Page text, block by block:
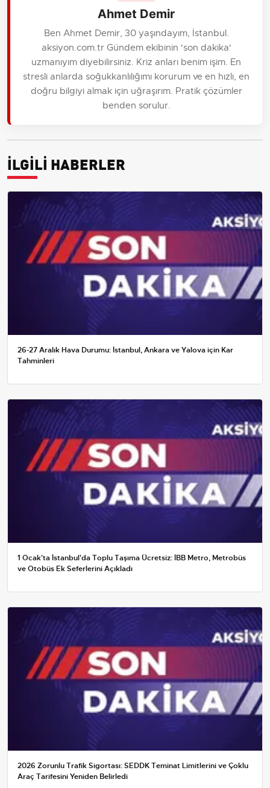
Ahmet Demir
Ben Ahmet Demir, 30 yaşındayım, İstanbul.
aksiyon.com.tr Gündem ekibinin 'son dakika'
uzmanıyım diyebilirsiniz. Kriz anları benim işim. En
stresli anlarda soğukkanlılığımı korurum ve en hızlı, en
doğru bilgiyi almak için uğraşırım. Pratik çözümler
benden sorulur.
İLGİLİ HABERLER
26-27 Aralık Hava Durumu: İstanbul, Ankara ve Yalova için Kar
Tahminleri
1 Ocak'ta İstanbul'da Toplu Taşıma Ücretsiz: İBB Metro, Metrobüs
ve Otobüs Ek Seferlerini Açıkladı
2026 Zorunlu Trafik Sigortası: SEDDK Teminat Limitlerini ve Çoklu
Araç Tarifesini Yeniden Belirledi